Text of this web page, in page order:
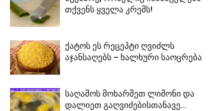
თქვენს ყველა კრემს!
ქატოს ეს რეცეპტი ღვიძლს
აჯანსაღებს – ხალხური საოცრება
საღამოს მოხარშეთ ლიმონი და
დალიეთ გაღვიძებისთანავე…